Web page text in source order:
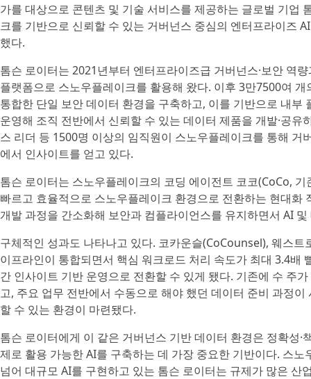
가를 대상으로 콘텐츠 및 기술 서비스를 제공하는 글로벌 기
크를 기반으로 신뢰할 수 있는 거버넌스 중심의 엔터프라이즈
했다.
톰슨 로이터는 2021년부터 엔터프라이즈급 거버넌스·보안 역
플랫폼으로 스노우플레이크를 활용해 왔다. 이후 3만7500여
통합한 단일 보안 데이터 환경을 구축하고, 이를 기반으로 내부
운영해 조직 전반에서 신뢰할 수 있는 데이터 제품을 개발·공
스 리더 등 1500명 이상의 임직원이 스노우플레이크를 통해
에서 인사이트를 얻고 있다.
톰슨 로이터는 스노우플레이크의 코딩 에이전트 코코(CoCo,
빠르고 효율적으로 스노우플레이크 환경으로 전환하는 현대화
개발 과정을 간소화해 보안과 컴플라이언스를 유지하면서 AI
구체적인 성과도 나타나고 있다. 코카운슬(CoCounsel), 웨스
이프라인이 통합되면서 핵심 워크로드 처리 속도가 최대 3.4배
간 인사이트 기반 운영으로 전환할 수 있게 됐다. 기존에 수 주
고, 주요 업무 전반에서 수동으로 해야 했던 데이터 준비 과정
할 수 있는 환경이 마련됐다.
톰슨 로이터에게 이 같은 거버넌스 기반 데이터 환경은 정확성
제로 활용 가능한 AI를 구축하는 데 가장 중요한 기반이다. 스
넘어 대규모 AI를 구현하고 있는 톰슨 로이터는 규제가 많은 산